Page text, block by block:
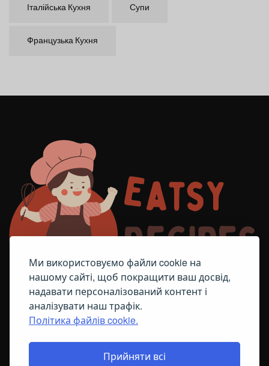
Ми використовуємо файли cookie на
нашому сайті, щоб покращити ваш досвід,
надавати персоналізований контент і
аналізувати наш трафік.
Політика файлів cookie.
Прийняти всі
Італійська Кухня Супи
Французька Кухня
ПОЛІТИКА ЩОДО ФАЙЛІВ COOKIE